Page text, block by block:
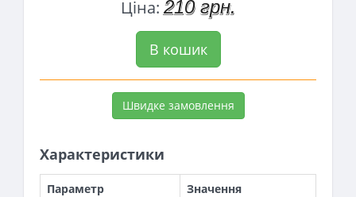
Ціна: 210 грн.
В кошик
Швидке замовлення
Характеристики
Параметр Значення